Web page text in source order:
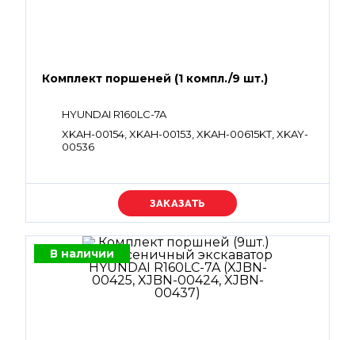
Комплект поршеней (1 компл./9 шт.)
HYUNDAI R160LC-7A
XKAH-00154, XKAH-00153, XKAH-00615KT, XKAY-
00536
Уточняйте цену
В наличии